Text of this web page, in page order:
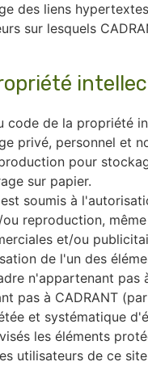
des liens
sur lesquels
code de la propriété
privé, personnel et
pour
sur papier.
soumis à
reproduction,
et/ou
de l'un des
n'appartenant pas
pas à CADRANT
et systématique
les éléments
utilisateurs de ce